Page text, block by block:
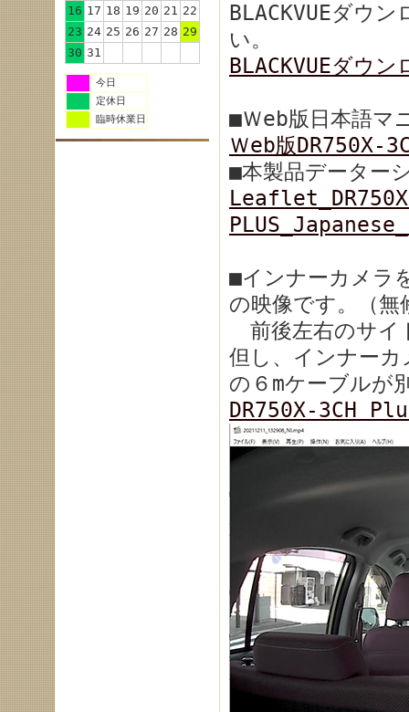
16 17 18 19 20 21 22
23 24 25 26 27 28 29
30 31
今日
定休日
臨時休業日
BLACKVUEダウ
い。
BLACKVUEダウ
■Ｗeb版日本語マ
Ｗeb版DR750X-
■本製品データー
■インナーカメラ
の映像です。（無
前後左右のサイ
但し、インナー
の６mケーブルが
DR750X-3CH